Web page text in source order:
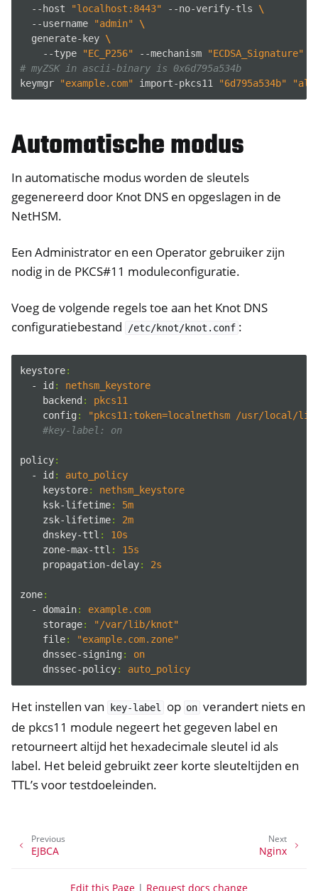
--host
"localhost:8443" --no-verify-tls
\
--username
"admin"
\
generate-key \
--type
"EC_P256" --mechanism "ECDSA_Signature"
# myZSK in ascii-binary is 0x6d795a534b
keymgr
"example.com" import-pkcs11 "6d795a534b"
Automatische modus
In automatische modus worden de sleutels
gegenereerd door Knot DNS en opgeslagen in de
NetHSM.
Een Administrator en een Operator gebruiker zijn
nodig in de PKCS#11 moduleconfiguratie.
Voeg de volgende regels toe aan het Knot DNS
configuratiebestand
/etc/knot/knot.conf :
keystore:
- id :
nethsm_keystore
backend :
pkcs11
config :
"pkcs11:token=localnethsm /usr/local/
#key-label: on
policy:
- id :
auto_policy
keystore:
nethsm_keystore
ksk-lifetime:
5m
zsk-lifetime:
2m
dnskey-ttl :
10s
zone-max-ttl :
15s
propagation-delay: 2s
zone:
- domain:
example.com
storage:
"/var/lib/knot"
file:
"example.com.zone"
dnssec-signing :
on
dnssec-policy: auto_policy
Het instellen van key-label op on verandert niets en
de pkcs11 module negeert het gegeven label en
retourneert altijd het hexadecimale sleutel id als
label. Het beleid gebruikt zeer korte sleuteltijden en
TTL’s voor testdoeleinden.
Next
Nginx
Previous
EJBCA
Edit this Page | Request docs change